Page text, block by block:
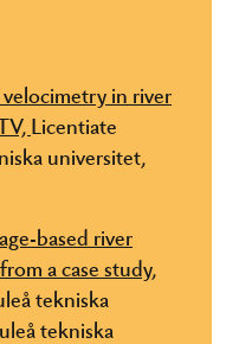
in river
Licentiate
universitet,
based river
a case study,
tekniska
tekniska